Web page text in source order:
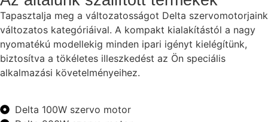
Tapasztalja meg a változatosságot Delta szervomotorjaink
változatos kategóriáival. A kompakt kialakítástól a nagy
nyomatékú modellekig minden ipari igényt kielégítünk,
biztosítva a tökéletes illeszkedést az Ön speciális
alkalmazási követelményeihez.
Delta 100W szervo motor